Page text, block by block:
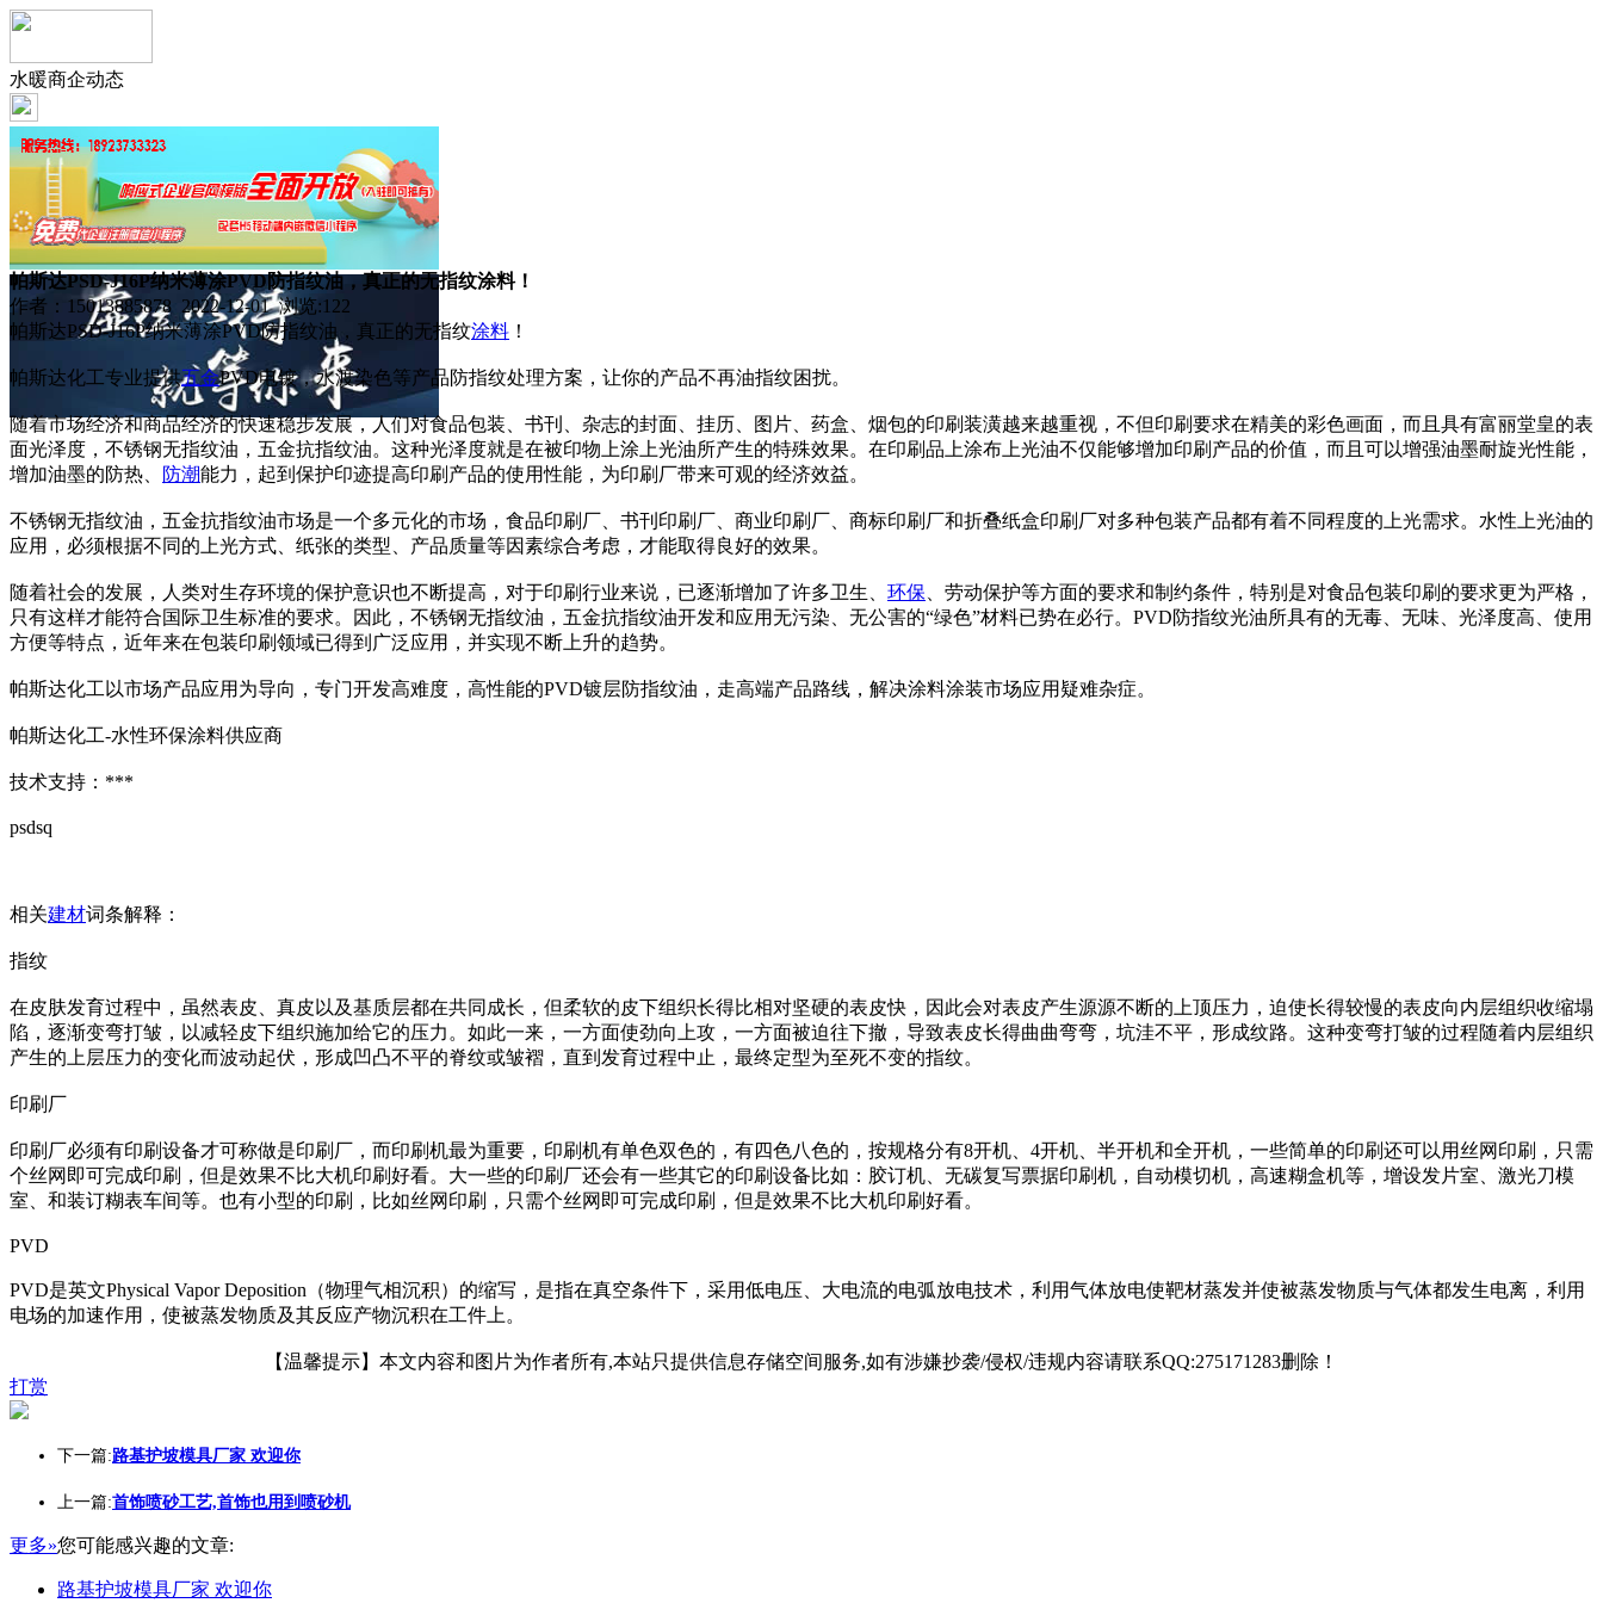
水暖商企动态
帕斯达PSD-J16P纳米薄涂PVD防指纹油，真正的无指纹涂料！
作者：15013885878 2022-12-01 浏览:122
帕斯达PSD-J16P纳米薄涂PVD防指纹油，真正的无指纹涂料 ！
帕斯达化工专业提供五金PVD电镀，水渡染色等产品防指纹处理方案，让你的产品不再油指纹困扰。
随着市场经济和商品经济的快速稳步发展，人们对食品包装、书刊、杂志的封面、挂历、图片、药盒、烟包的印刷装潢越来越重视，不但印刷要求在精美的彩色画面，而且具有富丽堂皇的表
面光泽度，不锈钢无指纹油，五金抗指纹油。这种光泽度就是在被印物上涂上光油所产生的特殊效果。在印刷品上涂布上光油不仅能够增加印刷产品的价值，而且可以增强油墨耐旋光性能，
增加油墨的防热、
防潮能力，起到保护印迹提高印刷产品的使用性能，为印刷厂带来可观的经济效益。
不锈钢无指纹油，五金抗指纹油市场是一个多元化的市场，食品印刷厂、书刊印刷厂、商业印刷厂、商标印刷厂和折叠纸盒印刷厂对多种包装产品都有着不同程度的上光需求。水性上光油的
应用，必须根据不同的上光方式、纸张的类型、产品质量等因素综合考虑，才能取得良好的效果。
随着社会的发展，人类对生存环境的保护意识也不断提高，对于印刷行业来说，已逐渐增加了许多卫生、 环保 、劳动保护等方面的要求和制约条件，特别是对食品包装印刷的要求更为严格，
只有这样才能符合国际卫生标准的要求。因此，不锈钢无指纹油，五金抗指纹油开发和应用无污染、无公害的“绿色”材料已势在必行。PVD防指纹光油所具有的无毒、无味、光泽度高、使用
方便等特点，近年来在包装印刷领域已得到广泛应用，并实现不断上升的趋势。
帕斯达化工以市场产品应用为导向，专门开发高难度，高性能的PVD镀层防指纹油，走高端产品路线，解决涂料涂装市场应用疑难杂症。
帕斯达化工-水性环保涂料供应商
技术支持：***
psdsq
相关建材词条解释：
指纹
在皮肤发育过程中，虽然表皮、真皮以及基质层都在共同成长，但柔软的皮下组织长得比相对坚硬的表皮快，因此会对表皮产生源源不断的上顶压力，迫使长得较慢的表皮向内层组织收缩塌
陷，逐渐变弯打皱，以减轻皮下组织施加给它的压力。如此一来，一方面使劲向上攻，一方面被迫往下撤，导致表皮长得曲曲弯弯，坑洼不平，形成纹路。这种变弯打皱的过程随着内层组织
产生的上层压力的变化而波动起伏，形成凹凸不平的脊纹或皱褶，直到发育过程中止，最终定型为至死不变的指纹。
印刷厂
印刷厂必须有印刷设备才可称做是印刷厂，而印刷机最为重要，印刷机有单色双色的，有四色八色的，按规格分有8开机、4开机、半开机和全开机，一些简单的印刷还可以用丝网印刷，只需
个丝网即可完成印刷，但是效果不比大机印刷好看。大一些的印刷厂还会有一些其它的印刷设备比如：胶订机、无碳复写票据印刷机，自动模切机，高速糊盒机等，增设发片室、激光刀模
室、和装订糊表车间等。也有小型的印刷，比如丝网印刷，只需个丝网即可完成印刷，但是效果不比大机印刷好看。
PVD
PVD是英文Physical Vapor Deposition（物理气相沉积）的缩写，是指在真空条件下，采用低电压、大电流的电弧放电技术，利用气体放电使靶材蒸发并使被蒸发物质与气体都发生电离，利用
电场的加速作用，使被蒸发物质及其反应产物沉积在工件上。
【温馨提示】本文内容和图片为作者所有,本站只提供信息存储空间服务,如有涉嫌抄袭/侵权/违规内容请联系QQ:275171283删除！
打赏
下一篇:路基护坡模具厂家 欢迎你
上一篇:首饰喷砂工艺,首饰也用到喷砂机
更多»您可能感兴趣的文章:
路基护坡模具厂家 欢迎你